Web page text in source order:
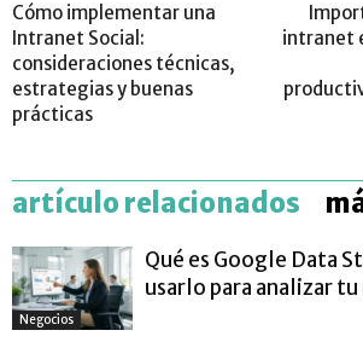
Cómo implementar una
Intranet Social:
consideraciones técnicas,
estrategias y buenas
prácticas
intranet
artículo relacionados
Negocios
Qué es Google Data
usarlo para analizar